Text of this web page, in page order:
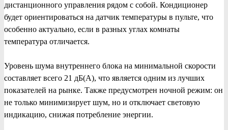
дистанционного управления рядом с собой. Кондиционер
будет ориентироваться на датчик температуры в пульте, что
особенно актуально, если в разных углах комнаты
температура отличается.
Уровень шума внутреннего блока на минимальной скорости
составляет всего 21 дБ(А), что является одним из лучших
показателей на рынке. Также предусмотрен ночной режим: он
не только минимизирует шум, но и отключает световую
индикацию, снижая потребление энергии.